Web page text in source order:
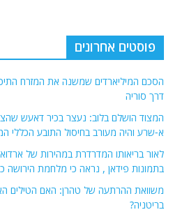
פוסטים אחרונים
הסכם המיליארדים שמשנה את המזרח
דרך סוריה
המצוד הושלם בלוב: נעצר בכיר דאעש
א-שרע והיה מעורב בחיסול התובע הכללי
לאור בריאותו המדרדרת במהירות של
בתמונות פידאן , נראה כי מלחמת הירושה
משוואת ההרתעה של טהרן: האם הטילים
בריטניה?